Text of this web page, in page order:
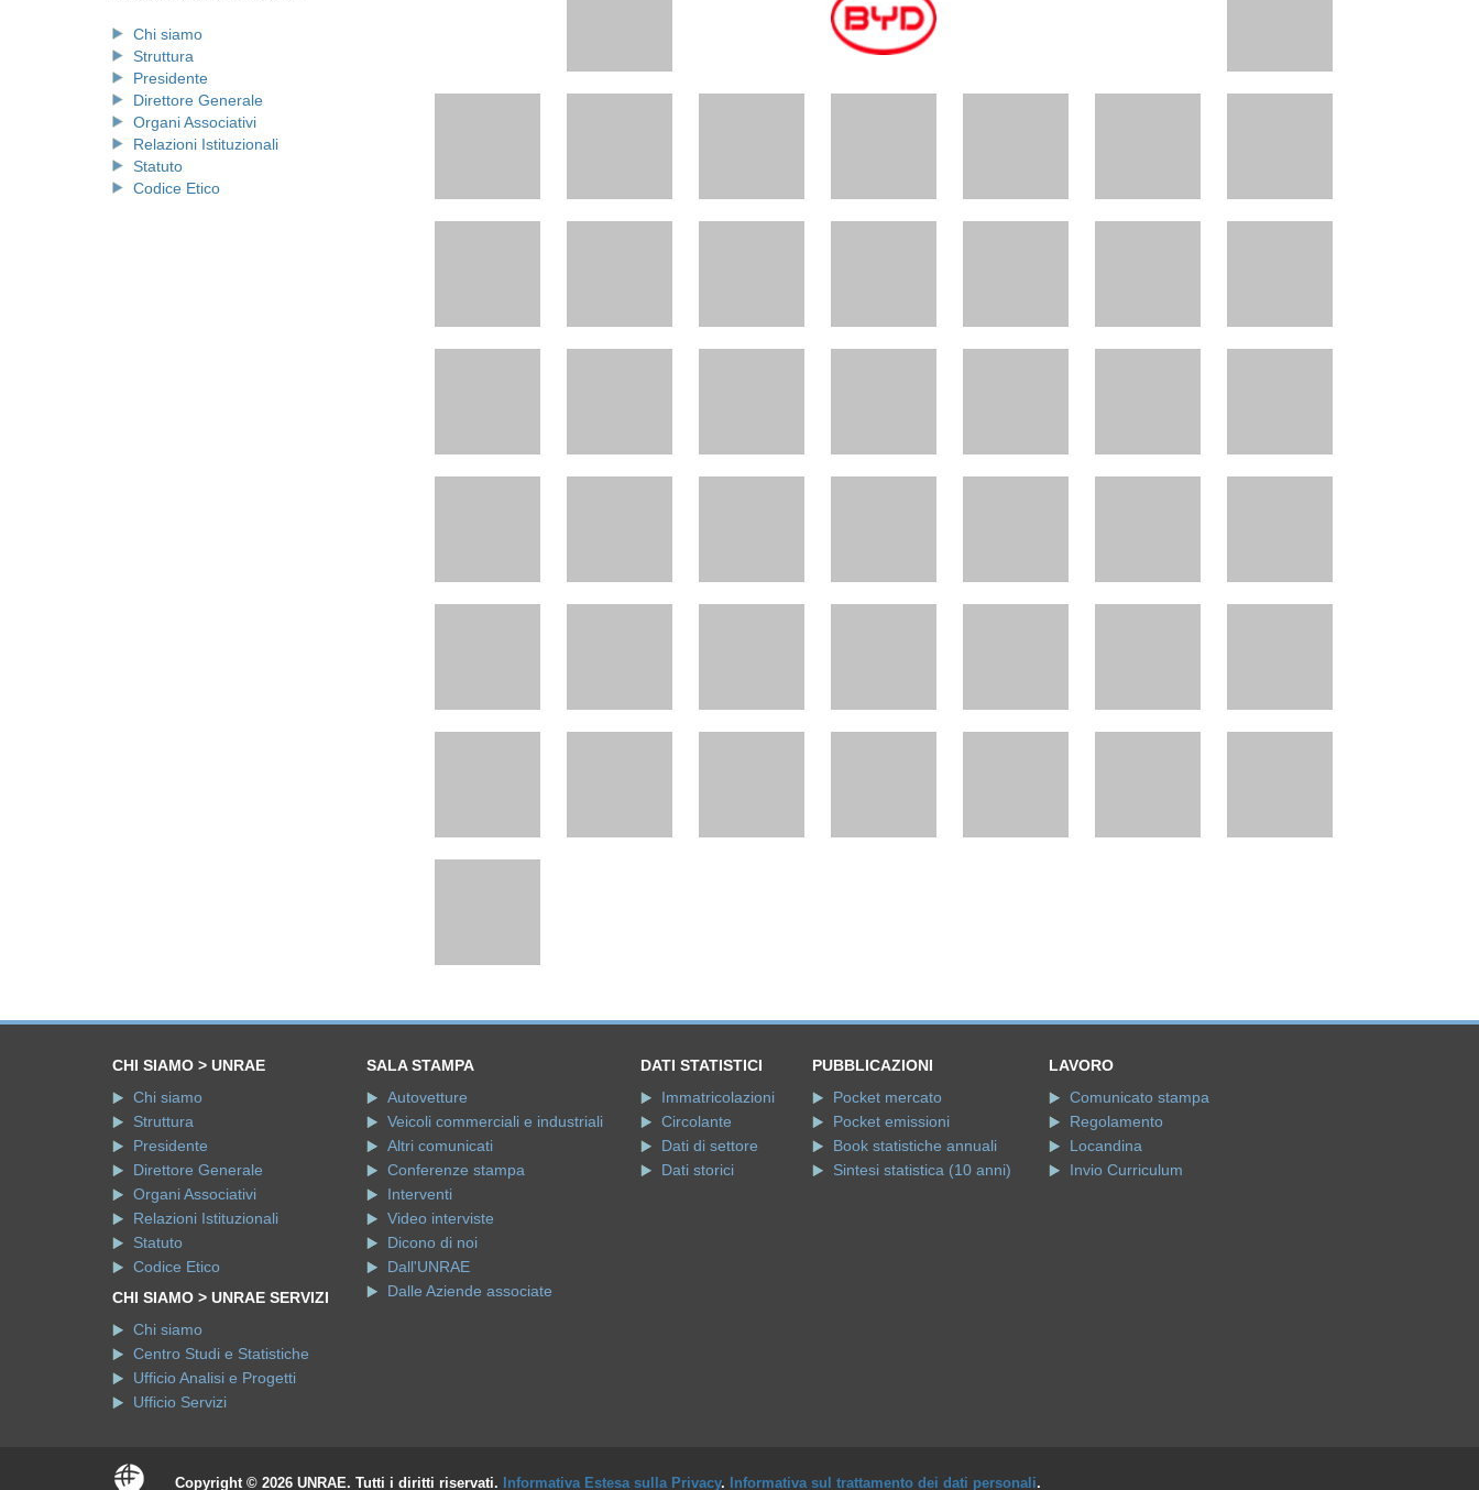
Chi siamo
Struttura
Presidente
Direttore Generale
Organi Associativi
Relazioni Istituzionali
Statuto
Codice Etico
CHI SIAMO > UNRAE
Chi siamo
Struttura
Presidente
Direttore Generale
Organi Associativi
Relazioni Istituzionali
Statuto
Codice Etico
CHI SIAMO > UNRAE SERVIZI
Chi siamo
Centro Studi e Statistiche
Ufficio Analisi e Progetti
Ufficio Servizi
SALA STAMPA
Autovetture
Veicoli commerciali e industriali
Altri comunicati
Conferenze stampa
Interventi
Video interviste
Dicono di noi
Dall'UNRAE
Dalle Aziende associate
DATI STATISTICI
Immatricolazioni
Circolante
Dati di settore
Dati storici
PUBBLICAZIONI
Pocket mercato
Pocket emissioni
Book statistiche annuali
Sintesi statistica (10 anni)
LAVORO
Comunicato stampa
Regolamento
Locandina
Invio Curriculum
Copyright © 2026 UNRAE. Tutti i diritti riservati. Informativa Estesa sulla Privacy. Informativa sul trattamento dei dati personali.